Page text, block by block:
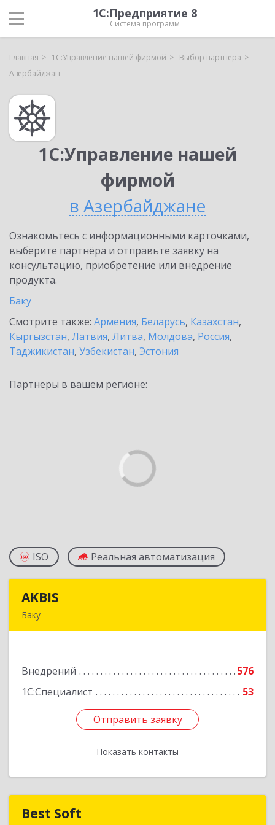
1С:Предприятие 8
Система программ
Главная 1С:Управление нашей фирмой
Выбор партнёра
Азербайджан
1С:Управление нашей
фирмой
в Азербайджане
Ознакомьтесь с информационными карточками,
выберите партнёра и отправьте заявку на
консультацию, приобретение или внедрение
продукта.
Баку
Смотрите также: Армения, Беларусь, Казахстан,
Кыргызстан, Латвия, Литва, Молдова, Россия,
Таджикистан, Узбекистан, Эстония
Партнеры в вашем регионе:
ISO Реальная автоматизация
AKBIS
Баку
Внедрений
576
1С:Специалист
53
Отправить заявку
Показать контакты
Подробнее
Отправить заявку
Назад
Best Soft